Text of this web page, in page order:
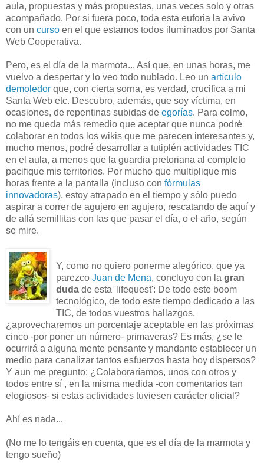
aula, propuestas y más propuestas, unas veces solo y otras
acompañado. Por si fuera poco, toda esta euforia la avivo
con un curso en el que estamos todos iluminados por Santa
Web Cooperativa.
Pero, es el día de la marmota... Así que, en unas horas, me
vuelvo a despertar y lo veo todo nublado. Leo un artículo
demoledor que, con cierta sorna, es verdad, crucifica a mi
Santa Web etc. Descubro, además, que soy víctima, en
ocasiones, de repentinas subidas de egorías. Para colmo,
no me queda más remedio que aceptar que nunca podré
colaborar en todos los wikis que me parecen interesantes y,
mucho menos, podré desarrollar a tutiplén actividades TIC
en el aula, a menos que la guardia pretoriana al completo
pacifique mis territorios. Por mucho que multiplique mis
horas frente a la pantalla (incluso con fórmulas
innovadoras), estoy atrapado en el tiempo y sólo puedo
aspirar a correr de agujero en agujero, rescatando de aquí y
de allá semillitas con las que pasar el día, o el año, según
se mire.
Y, como no quiero ponerme alegórico, que ya
parezco Juan de Mena, concluyo con la gran
duda de esta 'lifequest': De todo este boom
tecnológico, de todo este tiempo dedicado a las
TIC, de todos vuestros hallazgos,
¿aprovecharemos un porcentaje aceptable en las próximas
cinco -por poner un número- primaveras? Es más, ¿se le
ocurrirá a alguna mente pensante y mandante establecer un
medio para canalizar tantos esfuerzos hasta hoy dispersos?
Y aun me pregunto: ¿Colaboraríamos, unos con otros y
todos entre sí , en la misma medida -con comentarios tan
elogiosos- si estas actividades tuviesen carácter oficial?
Ahí es nada...
(No me lo tengáis en cuenta, que es el día de la marmota y
tengo sueño)